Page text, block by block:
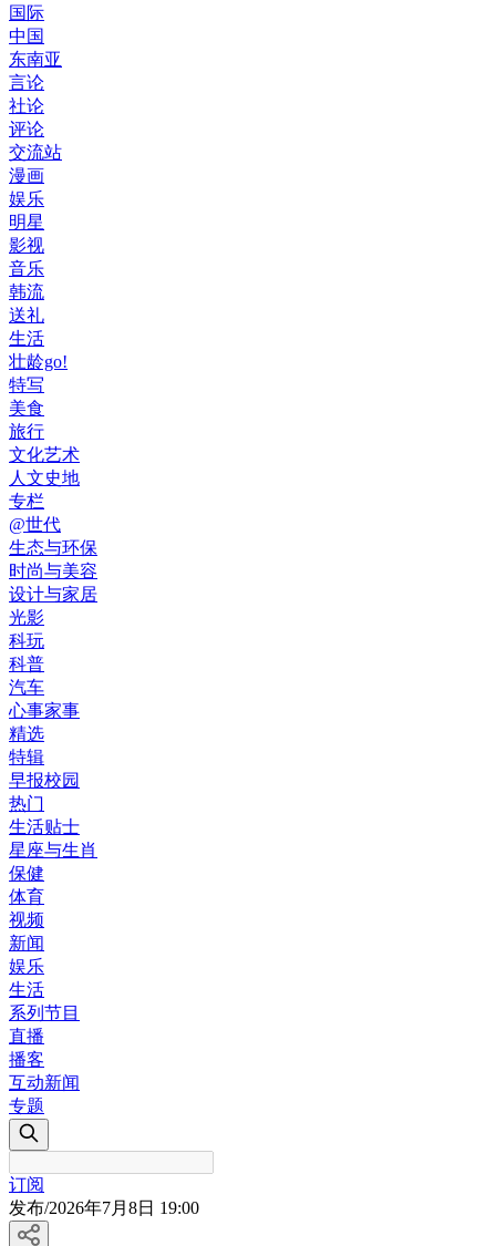
国际
中国
东南亚
言论
社论
评论
交流站
漫画
娱乐
明星
影视
音乐
韩流
送礼
生活
壮龄go!
特写
美食
旅行
文化艺术
人文史地
专栏
@世代
生态与环保
时尚与美容
设计与家居
光影
科玩
科普
汽车
心事家事
精选
特辑
早报校园
热门
生活贴士
星座与生肖
保健
体育
视频
新闻
娱乐
生活
系列节目
直播
播客
互动新闻
专题
订阅
发布/2026年7月8日 19:00